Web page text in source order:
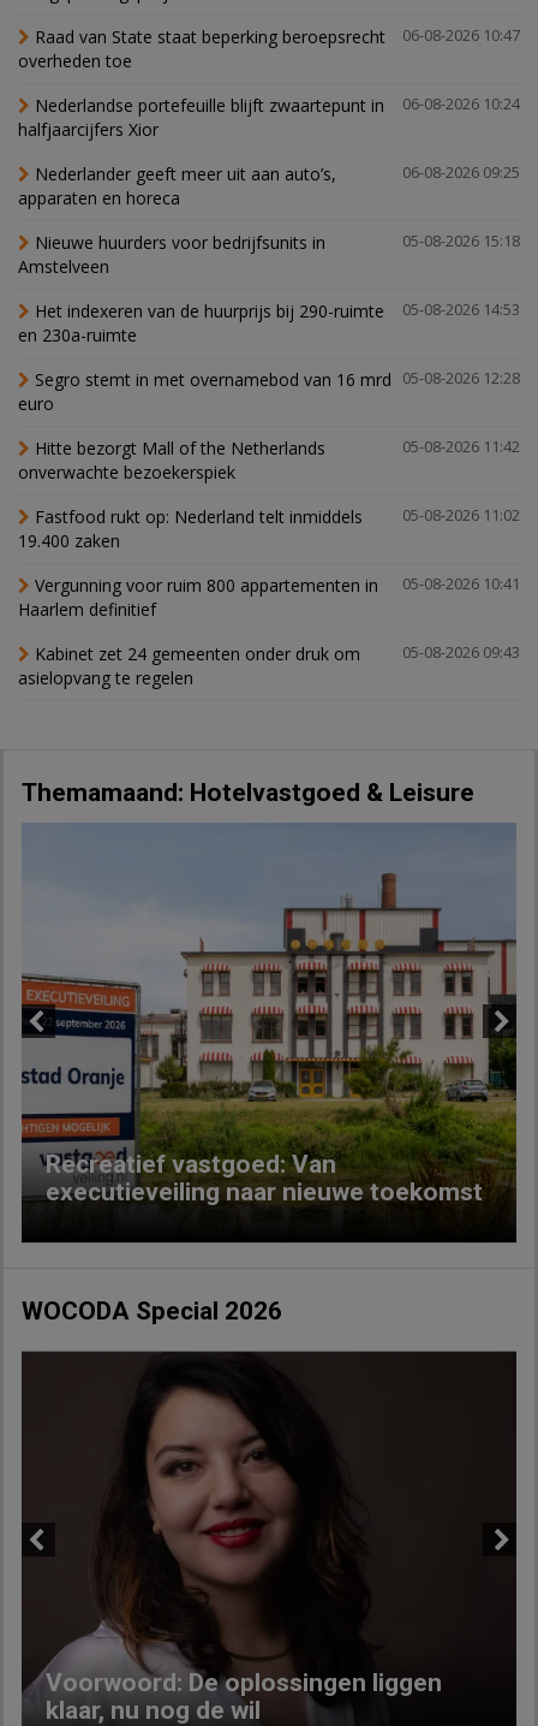
06-08-2026 10:47
Raad van State staat beperking beroepsrecht
overheden toe
06-08-2026 10:24
Nederlandse portefeuille blijft zwaartepunt in
halfjaarcijfers Xior
06-08-2026 09:25
Nederlander geeft meer uit aan auto’s,
apparaten en horeca
05-08-2026 15:18
Nieuwe huurders voor bedrijfsunits in
Amstelveen
05-08-2026 14:53
Het indexeren van de huurprijs bij 290-ruimte
en 230a-ruimte
05-08-2026 12:28
Segro stemt in met overnamebod van 16 mrd
euro
05-08-2026 11:42
Hitte bezorgt Mall of the Netherlands
onverwachte bezoekerspiek
05-08-2026 11:02
Fastfood rukt op: Nederland telt inmiddels
19.400 zaken
05-08-2026 10:41
Vergunning voor ruim 800 appartementen in
Haarlem definitief
05-08-2026 09:43
Kabinet zet 24 gemeenten onder druk om
asielopvang te regelen
Themamaand: Hotelvastgoed & Leisure
Recreatief vastgoed: Van
executieveiling naar nieuwe toekomst
Next
WOCODA Special 2026
Voorwoord: De oplossingen liggen
klaar, nu nog de wil